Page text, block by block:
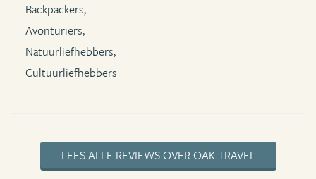
Backpackers,
Avonturiers,
Natuurliefhebbers,
Cultuurliefhebbers
LEES ALLE REVIEWS OVER OAK TRAVEL